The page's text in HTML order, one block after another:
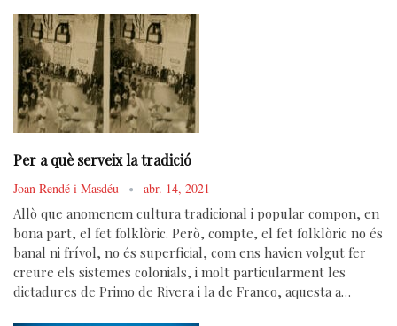
Per a què serveix la tradició
Joan Rendé i Masdéu abr. 14, 2021
Allò que anomenem cultura tradicional i popular compon, en
bona part, el fet folklòric. Però, compte, el fet folklòric no és
banal ni frívol, no és superficial, com ens havien volgut fer
creure els sistemes colonials, i molt particularment les
dictadures de Primo de Rivera i la de Franco, aquesta a…